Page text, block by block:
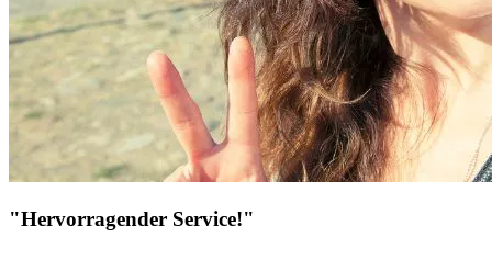
"Hervorragender Service!"